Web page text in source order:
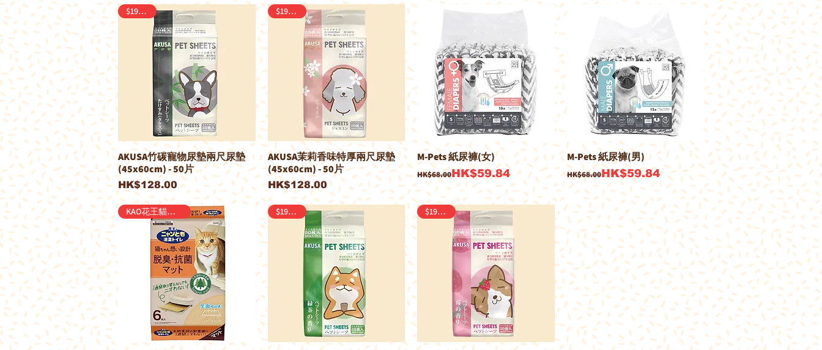
$190/2包
AKUSA竹碳寵物尿墊兩尺尿墊
(45x60cm) - 50片
價格
HK$128.00
$190/2包
AKUSA茉莉香味特厚兩尺尿墊
(45x60cm) - 50片
價格
HK$128.00
M-Pets 紙尿褲(女)
一般價格
HK$68.00
促銷價格HK$59.84
M-Pets 紙尿褲(男)
一般價格
HK$68.00
促銷價格HK$59.84
KAO花王貓砂盤專用 $190/2包 $190/2包